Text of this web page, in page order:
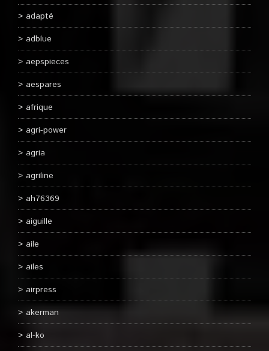
adapté
adblue
aepspieces
aespares
afrique
agri-power
agria
agriline
ah76369
aiguille
aile
ailes
airpress
akerman
al-ko